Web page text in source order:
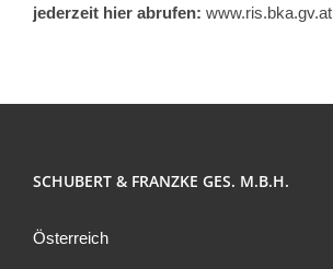
jederzeit hier abrufen: www.ris.bka.gv.at
SCHUBERT & FRANZKE GES. M.B.H.
Österreich